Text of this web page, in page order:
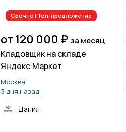
Срочно | Топ-предложение
от 120 000 ₽ за месяц
Кладовщик на складе
Яндекс.Маркет
Москва
3 дня назад
Данил